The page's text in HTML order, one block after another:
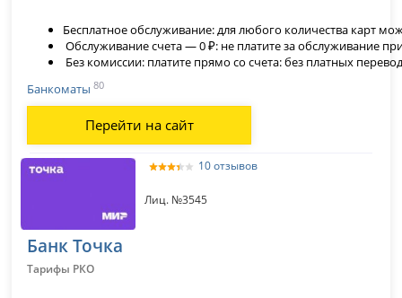
Бесплатное обслуживание: для любого количества карт
Обслуживание счета — 0 ₽: не платите за обслуживание
Без комиссии: платите прямо со счета: без платных
Банкоматы80
Перейти на сайт
10 отзывов
Лиц. №3545
Банк Точка
Тарифы РКО